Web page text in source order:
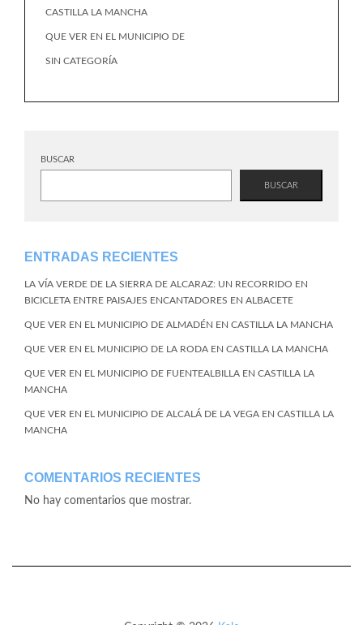
CASTILLA LA MANCHA
QUE VER EN EL MUNICIPIO DE
SIN CATEGORÍA
BUSCAR
BUSCAR
ENTRADAS RECIENTES
LA VÍA VERDE DE LA SIERRA DE ALCARAZ: UN RECORRIDO EN
BICICLETA ENTRE PAISAJES ENCANTADORES EN ALBACETE
QUE VER EN EL MUNICIPIO DE ALMADÉN EN CASTILLA LA MANCHA
QUE VER EN EL MUNICIPIO DE LA RODA EN CASTILLA LA MANCHA
QUE VER EN EL MUNICIPIO DE FUENTEALBILLA EN CASTILLA LA
MANCHA
QUE VER EN EL MUNICIPIO DE ALCALÁ DE LA VEGA EN CASTILLA LA
MANCHA
COMENTARIOS RECIENTES
No hay comentarios que mostrar.